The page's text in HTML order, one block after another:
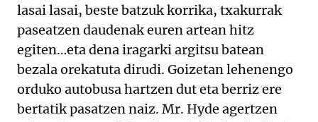
lasai lasai, beste batzuk korrika, txakurrak
paseatzen daudenak euren artean hitz
egiten…eta dena iragarki argitsu batean
bezala orekatuta dirudi. Goizetan lehenengo
orduko autobusa hartzen dut eta berriz ere
bertatik pasatzen naiz. Mr. Hyde agertzen